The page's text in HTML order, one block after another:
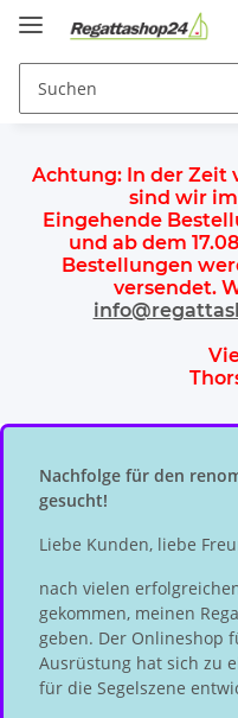
Achtung: In der Zeit
sind wir
Eingehende
und ab dem
Bestellungen
versendet.
Nachfolge für den
gesucht!
Liebe Kunden, liebe
nach vielen
gekommen, meinen
geben. Der Onlineshop
Ausrüstung hat sich zu
für die Segelszene